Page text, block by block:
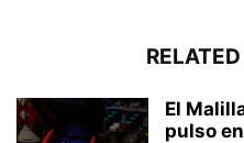
El
pulso